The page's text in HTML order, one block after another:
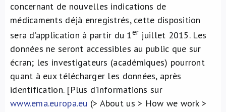
concernant de nouvelles indications de
médicaments déjà enregistrés, cette disposition
sera d’application à partir du 1er juillet 2015. Les
données ne seront accessibles au public que sur
écran; les investigateurs (académiques) pourront
quant à eux télécharger les données, après
identification. [Plus d’informations sur
www.ema.europa.eu (> About us > How we work >